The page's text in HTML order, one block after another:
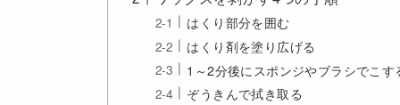
はくり部分を囲む
はくり剤を塗り広げる
1～2分後にスポンジやブラシでこす
ぞうきんで拭き取る